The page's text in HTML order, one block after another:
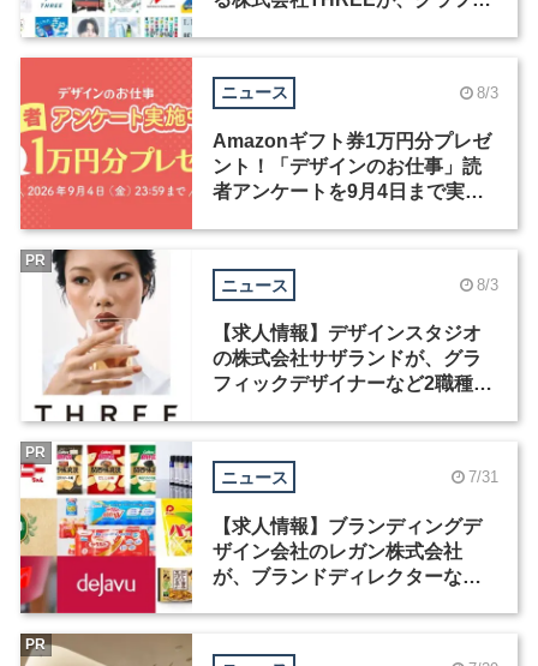
ニュース 8/3
Amazonギフト券1万円分プレゼ
ント！「デザインのお仕事」読
者アンケートを9月4日まで実施
ニュース 8/3
【求人情報】デザインスタジオ
の株式会社サザランドが、グラ
フィックデザイナーなど2職種を
PR
ニュース 7/31
【求人情報】ブランディングデ
ザイン会社のレガン株式会社
が、ブランドディレクターなど3
PR
PR